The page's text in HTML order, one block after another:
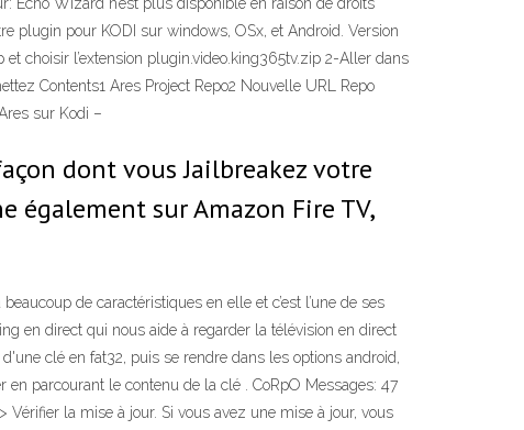
plugin pour KODI sur windows, OSx, et Android. Version
choisir l’extension plugin.video.king365tv.zip 2-Aller dans
Contents1 Ares Project Repo2 Nouvelle URL Repo
sur Kodi –
dont vous Jailbreakez votre
sur Amazon Fire TV,
de caractéristiques en elle et c’est l’une de ses
en direct qui nous aide à regarder la télévision en direct
clé en fat32, puis se rendre dans les options android,
parcourant le contenu de la clé . CoRpO Messages: 47
la mise à jour. Si vous avez une mise à jour, vous